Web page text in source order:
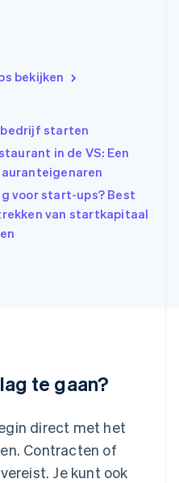
bekijken
starten
in de VS: Een
voor start-ups? Best
van startkapitaal
te gaan?
direct met het
Contracten of
Je kunt ook